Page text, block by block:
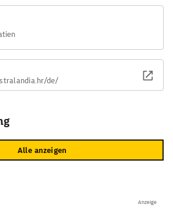
nach dem Wasserspaß.
de/
Alle anzeigen
Anzeige